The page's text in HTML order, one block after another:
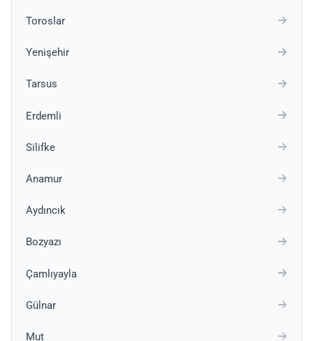
Toroslar
Yenişehir
Tarsus
Erdemli
Silifke
Anamur
Aydıncık
Bozyazı
Çamlıyayla
Gülnar
Mut